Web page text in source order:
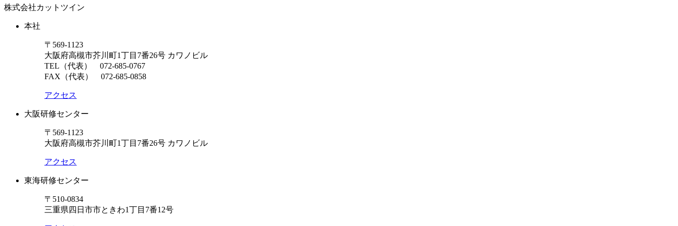
株式会社カットツイン
本社
〒569-1123
大阪府高槻市芥川町1丁目7番26号 カワノビル
TEL（代表） 072-685-0767
FAX（代表） 072-685-0858
アクセス
大阪研修センター
〒569-1123
大阪府高槻市芥川町1丁目7番26号 カワノビル
アクセス
東海研修センター
〒510-0834
三重県四日市市ときわ1丁目7番12号